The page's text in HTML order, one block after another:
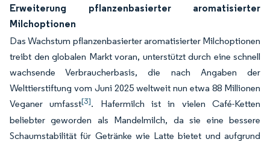
Erweiterung pflanzenbasierter aromatisierter
Milchoptionen
Das Wachstum pflanzenbasierter aromatisierter Milchoptionen
treibt den globalen Markt voran, unterstützt durch eine schnell
wachsende Verbraucherbasis, die nach Angaben der
Welttierstiftung vom Juni 2025 weltweit nun etwa 88 Millionen
Veganer umfasst[3]. Hafermilch ist in vielen Café-Ketten
beliebter geworden als Mandelmilch, da sie eine bessere
Schaumstabilität für Getränke wie Latte bietet und aufgrund